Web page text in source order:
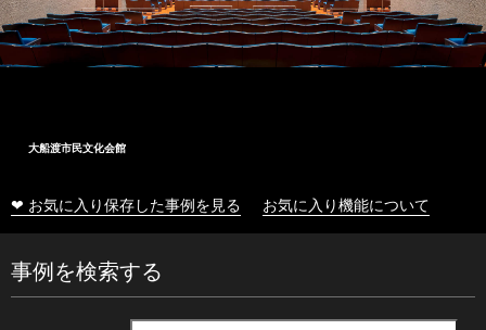
大船渡市民文化会館
❤ お気に入り保存した事例を見る お気に入り機能について
事例を検索する